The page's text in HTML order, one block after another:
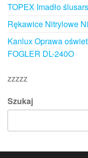
TOPEX Imadło
Rękawice Nitrylowe
Kanlux Oprawa
FOGLER DL-240O
zzzzz
Szukaj